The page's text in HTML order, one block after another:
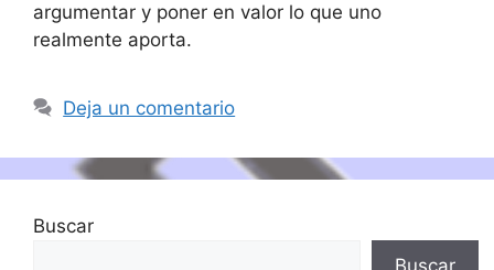
argumentar y poner en valor lo que uno
realmente aporta.
Deja un comentario
Buscar